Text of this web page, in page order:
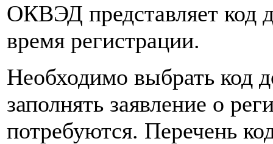
ОКВЭД представляет код
время регистрации.
Необходимо выбрать код
заполнять заявление о
потребуются. Перечень